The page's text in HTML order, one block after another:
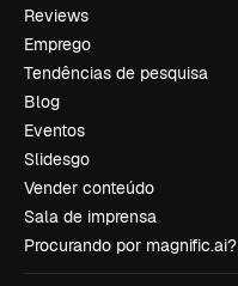
Reviews
Emprego
Tendências de pesquisa
Blog
Eventos
Slidesgo
Vender conteúdo
Sala de imprensa
Procurando por magnific.ai?